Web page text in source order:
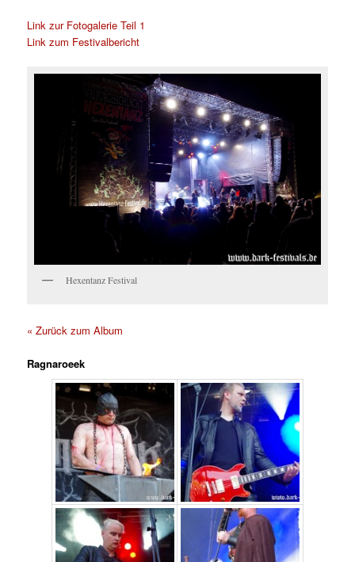
Link zur Fotogalerie Teil 1
Link zum Festivalbericht
Hexentanz Festival
« Zurück zum Album
Ragnaroeek